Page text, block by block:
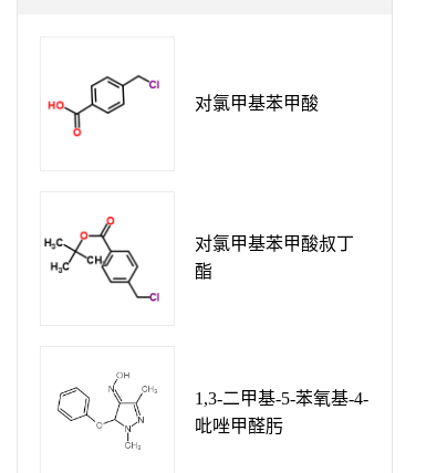
对氯甲基苯甲酸
对氯甲基苯甲酸叔丁
酯
1,3-二甲基-5-苯氧基-4-
吡唑甲醛肟